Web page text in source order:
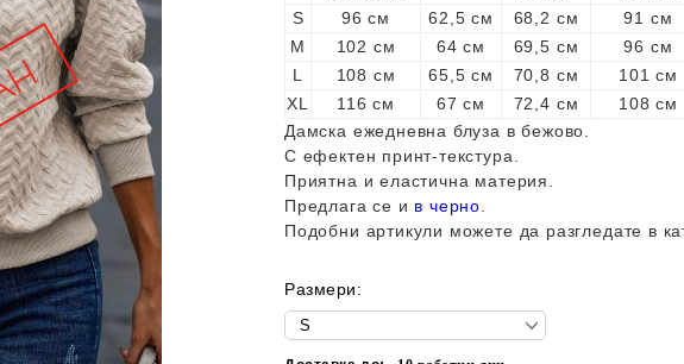
S
96 см 62,5 см 68,2 см
91 см
M
102 см 64 см 69,5 см
96 см
L
108 см 65,5 см 70,8 см
101 см
XL
116 см 67 см 72,4 см
108 см
Дамска ежедневна блуза в бежово.
С ефектен принт-текстура.
Приятна и еластична материя.
Предлага се и в черно
Подобни артикули можете да разгледате в
Размери: